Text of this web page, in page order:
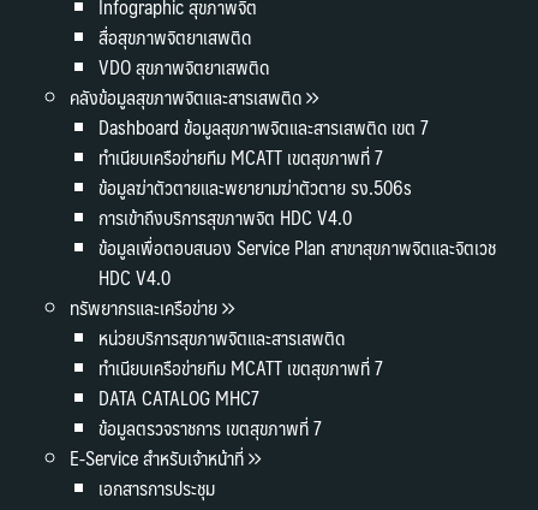
สื่อสุขภาพจิตยาเสพติด
VDO สุขภาพจิตยาเสพติด
คลังข้อมูลสุขภาพจิตและสารเสพติด
Dashboard ข้อมูลสุขภาพจิตและสารเสพติด เขต 7
ทำเนียบเครือข่ายทีม MCATT เขตสุขภาพที่ 7
ข้อมูลฆ่าตัวตายและพยายามฆ่าตัวตาย รง.506s
การเข้าถึงบริการสุขภาพจิต HDC V4.0
ข้อมูลเพื่อตอบสนอง Service Plan สาขาสุขภาพจิตและจิตเวช
HDC V4.0
ทรัพยากรและเครือข่าย
หน่วยบริการสุขภาพจิตและสารเสพติด
ทำเนียบเครือข่ายทีม MCATT เขตสุขภาพที่ 7
DATA CATALOG MHC7
ข้อมูลตรวจราชการ เขตสุขภาพที่ 7
E-Service สำหรับเจ้าหน้าที่
เอกสารการประชุม